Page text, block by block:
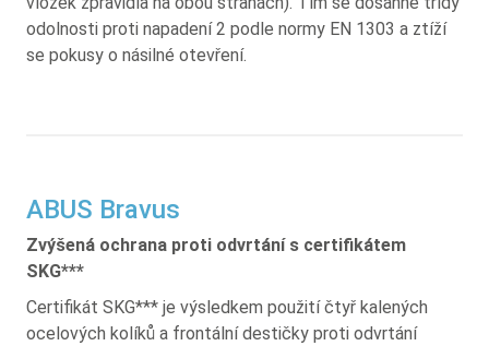
odolnosti proti napadení 2 podle normy EN 1303 a ztíží
se pokusy o násilné otevření.
ABUS Bravus
Zvýšená ochrana proti odvrtání s certifikátem
SKG***
Certifikát SKG*** je výsledkem použití čtyř kalených
ocelových kolíků a frontální destičky proti odvrtání